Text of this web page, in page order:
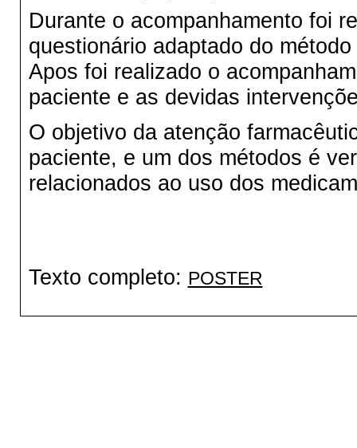
Durante o acompanhamento foi
questionário adaptado do
Apos foi realizado o
paciente e as devidas
O objetivo da atenção
paciente, e um dos métodos é
relacionados ao uso dos
Texto completo: POSTER